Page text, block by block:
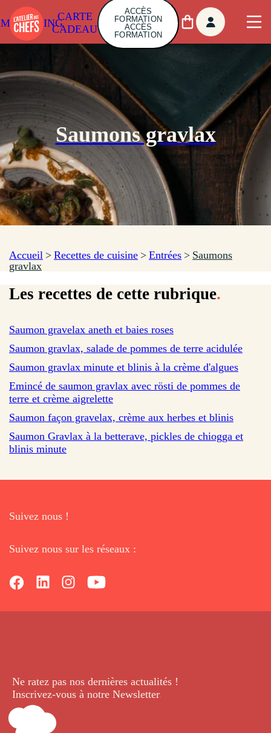
CARTE
CADEAU
ACCÈS
FORMATION
ACCÈS
FORMATION
Saumons gravlax
Accueil > Recettes de cuisine > Entrées > Saumons
gravlax
Les recettes de cette rubrique.
Saumon gravelax aneth et baies roses
sur 236 avis
Saumon gravlax, salade de pommes de terre acidulée
sur 23 avis
Saumon gravlax minute et blinis à la crème d'algues
Emincé de saumon gravlax avec rösti de pommes de
terre et crème aigrelette
Saumon façon gravelax, crème aux herbes et blinis
Saumon Gravlax à la betterave, pickles de chiogga et
blinis minute
Suivez nous !
Suivez nous sur les réseaux :
Ne ratez pas nos dernières actualités !
Inscrivez-vous à notre Newsletter.